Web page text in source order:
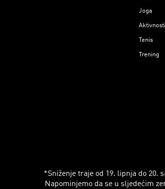
Joga
Tenis
Trening
*Sniženje traje od 19. lipnja do 20.
Napominjemo da se u sljedećim